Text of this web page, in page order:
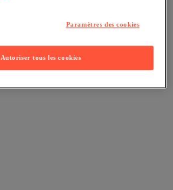
Paramètres des cookies
Autoriser tous les cookies